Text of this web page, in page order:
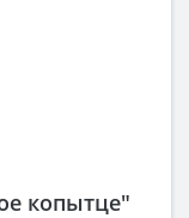
копытце"